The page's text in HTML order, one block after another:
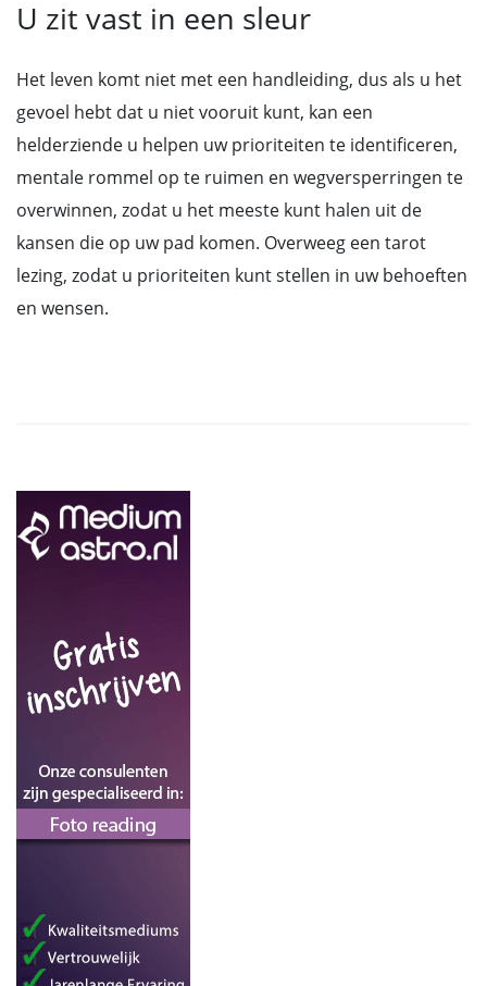
U zit vast in een sleur
Het leven komt niet met een handleiding, dus als u het
gevoel hebt dat u niet vooruit kunt, kan een
helderziende u helpen uw prioriteiten te identificeren,
mentale rommel op te ruimen en wegversperringen te
overwinnen, zodat u het meeste kunt halen uit de
kansen die op uw pad komen. Overweeg een tarot
lezing, zodat u prioriteiten kunt stellen in uw behoeften
en wensen.